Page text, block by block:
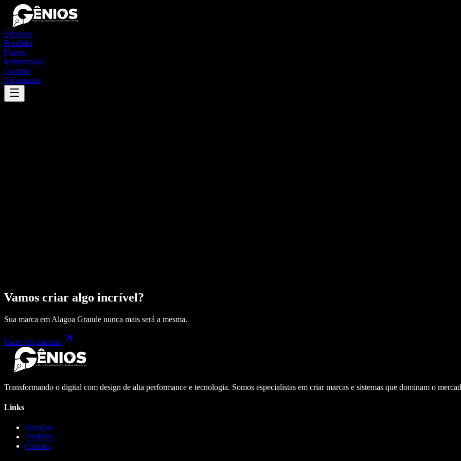
Serviços
Portfólio
Planos
Institucional
Contato
Orçamento
Vamos criar algo incrível?
Sua marca em Alagoa Grande nunca mais será a mesma.
Fazer Orçamento
Transformando o digital com design de alta performance e tecnologia. Somos especialistas em criar marcas e sistemas que dominam o
Links
Serviços
Portfólio
Contato